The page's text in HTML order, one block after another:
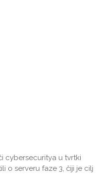
cybersecuritya u tvrtki
o serveru faze 3, čiji je cilj